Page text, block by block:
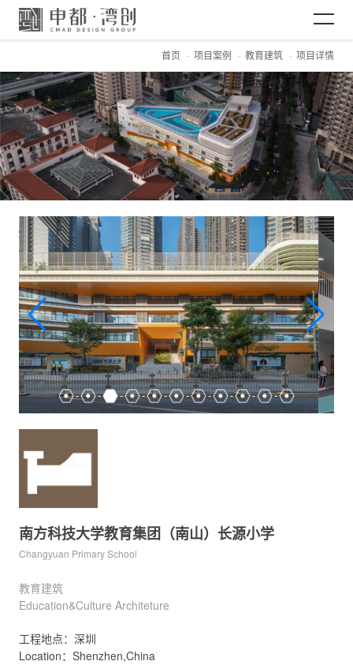
网站首页
关于CMAD
项目案例
新闻资讯
加入CMAD
首页 项目案例 教育建筑 项目详情
南方科技大学教育集团（南山）长源小学
Changyuan Primary School
教育建筑
Education&Culture Architeture
工程地点：深圳
Location：Shenzhen,China